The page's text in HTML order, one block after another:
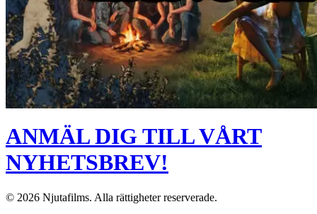
ANMÄL DIG TILL VÅRT
NYHETSBREV!
© 2026 Njutafilms. Alla rättigheter reserverade.